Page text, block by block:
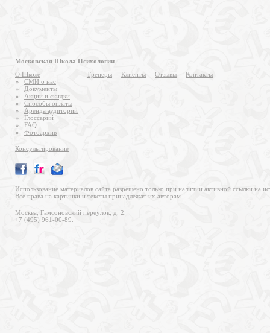
Московская Школа Психологии
О Школе
СМИ о нас
Документы
Акции и скидки
Способы оплаты
Аренда аудиторий
Глоссарий
FAQ
Фотоархив
Тренеры Клиенты Отзывы Контакты
Консультирование
Использование материалов сайта разрешено только при наличии активной ссылки на
Все права на картинки и тексты принадлежат их авторам.
Москва, Гамсоновский переулок, д. 2.
+7 (495) 961-00-89.